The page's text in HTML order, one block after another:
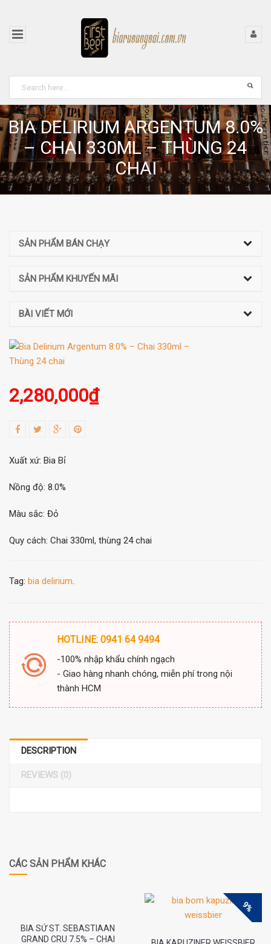
BIA DELIRIUM ARGENTUM 8.0%
– CHAI 330ML – THÙNG 24
CHAI
SẢN PHẨM BÁN CHẠY
SẢN PHẨM KHUYẾN MÃI
BÀI VIẾT MỚI
2,280,000₫
Xuất xứ: Bia Bỉ
Nồng độ: 8.0%
Màu sắc: Đỏ
Quy cách: Chai 330ml, thùng 24 chai
Tag: bia delirium.
HOTLINE: 0941 64 9494
-100% nhập khẩu chính ngạch
- Giao hàng nhanh chóng, miễn phí trong nội
thành HCM
DESCRIPTION
REVIEWS (0)
CÁC SẢN PHẨM KHÁC
BIA SỨ ST. SEBASTIAAN
GRAND CRU 7.5% – CHAI
9%